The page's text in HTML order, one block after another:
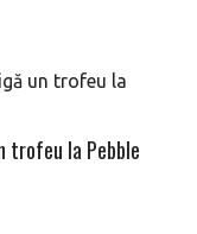
trofeu la Pebble